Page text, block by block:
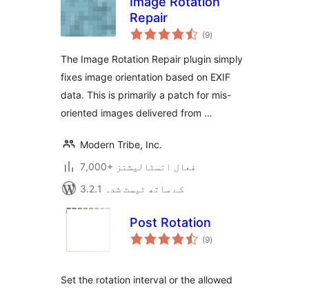
Repair
(9مجموعی
درجہ
)
The Image Rotation Repair plugin simply
fixes image orientation based on EXIF
data. This is primarily a patch for mis-
oriented images delivered from …
Modern Tribe, Inc.
7,000+ فعال انسٹالیشنز
3.2.1 کے ساتھ ٹیسٹ شدہ
Post Rotation
(9مجموعی
درجہ
)
Set the rotation interval or the allowed